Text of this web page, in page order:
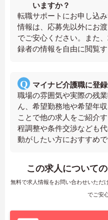
いますか？
転職サポートにお申し込
情報は、応募先以外にお
でご安心ください。また
録者の情報を自由に閲覧
マイナビ介護職に登
職場の雰囲気や実際の残
ん、希望勤務地や希望年
ことで他の求人をご紹介
程調整や条件交渉なども
動がしたい方におすすめで
この求人について
無料で求人情報をお問い合わせいただ
でご安